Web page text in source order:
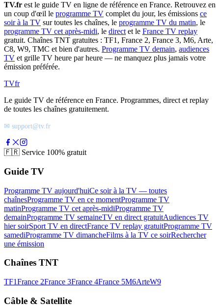
TV.fr est le guide TV en ligne de référence en France. Retrouvez en
un coup d'œil le programme TV complet du jour, les émissions ce
soir à la TV sur toutes les chaînes, le programme TV du matin, le
programme TV cet après-midi, le direct et le France TV replay
gratuit. Chaînes TNT gratuites : TF1, France 2, France 3, M6, Arte,
C8, W9, TMC et bien d'autres. Programme TV demain, audiences
TV et grille TV heure par heure — ne manquez plus jamais votre
émission préférée.
TVfr
Le guide TV de référence en France. Programmes, direct et replay
de toutes les chaînes gratuitement.
✉ support@tv.fr
🇫🇷 Service 100% gratuit
Guide TV
Programme TV aujourd'huiCe soir à la TV — toutes
chaînesProgramme TV en ce momentProgramme TV
matinProgramme TV cet après-midiProgramme TV
demainProgramme TV semaineTV en direct gratuitAudiences TV
hier soirSport TV en directFrance TV replay gratuitProgramme TV
samediProgramme TV dimancheFilms à la TV ce soirRechercher
une émission
Chaînes TNT
TF1France 2France 3France 4France 5M6ArteW9
Câble & Satellite